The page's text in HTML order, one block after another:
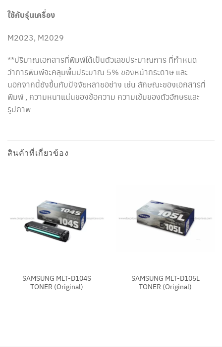
ใช้กับรุ่นเครื่อง
M2023, M2029
**ปริมาณเอกสารที่พิมพ์ได้เป็นตัวเลขประมาณการ ที่กำหนด
ว่าการพิมพ์จะคลุมพื้นประมาณ 5% ของหน้ากระดาษ และ
นอกจากนี้ยังขึ้นกับปัจจัยหลายอย่าง เช่น ลักษณะของเอกสารที่
พิมพ์ , ความหนาแน่นของข้อความ ความเข้มของตัวอักษรและ
รูปภาพ
สินค้าที่เกี่ยวข้อง
SAMSUNG MLT-D104S
TONER (Original)
SAMSUNG MLT-D105L
TONER (Original)